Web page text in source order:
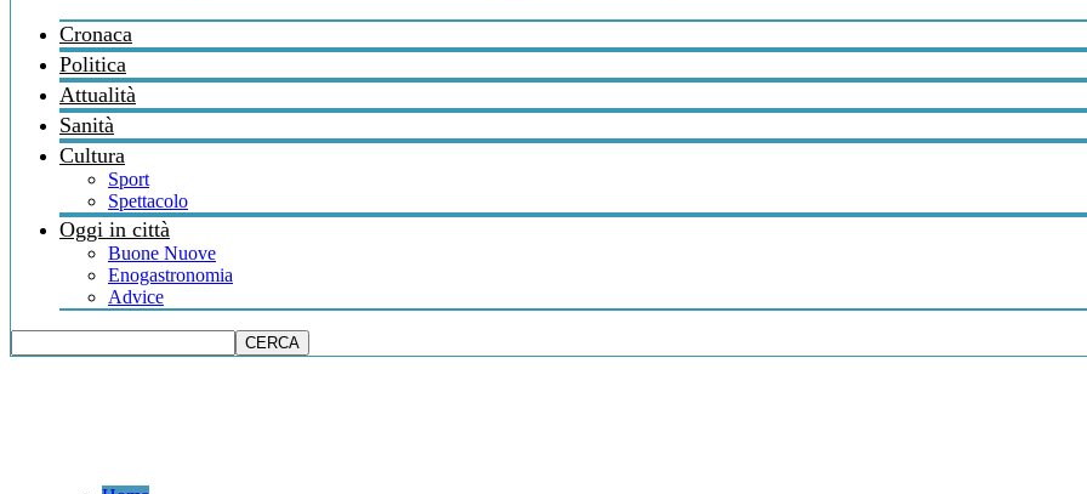
Cronaca
Politica
Attualità
Sanità
Cultura
Sport
Spettacolo
Oggi in città
Buone Nuove
Enogastronomia
Advice